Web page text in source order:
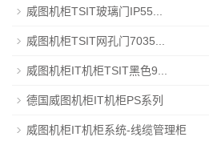
威图机柜TSIT玻璃门IP55...
威图机柜TSIT网孔门7035...
威图机柜IT机柜TSIT黑色9...
德国威图机柜IT机柜PS系列
威图机柜IT机柜系统-线缆管理柜